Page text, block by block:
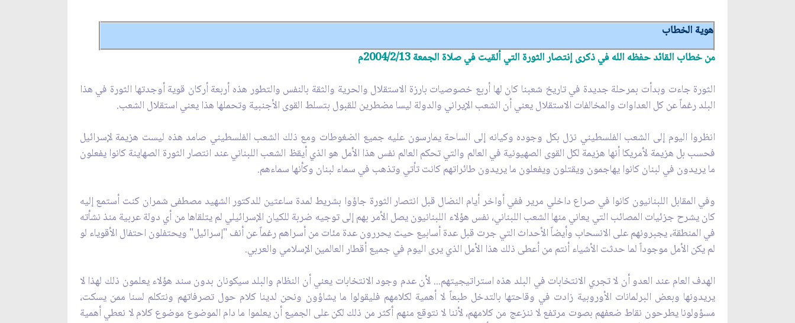
هوية الخطاب
من خطاب‏ القائد حفظه الله في‏ ذكرى إنتصار الثورة التي ألقيت في صلاة الجمعة 2004/2/13م‏
الثورة جاءت وبدأت بمرحلة جديدة في تاريخ شعبنا كان لها أربع خصوصيات بارزة الاستقلال والحرية والثقة بالنفس والتطور هذه أربعة أركان قوية أوجدتها الثورة في هذا
البلد رغماً عن كل العداوات والمخالفات الاستقلال يعني أن الشعب الإيراني والدولة ليسا مضطرين للقبول بتسلط القوى الأجنبية وتحملها هذا يعني استقلال الشعب.
انظروا اليوم إلى الشعب الفلسطيني نزل بكل وجوده وكيانه إلى الساحة يمارسون عليه جميع الضغوطات ومع ذلك الشعب الفلسطيني صامد هذه ليست هزيمة لإسرائيل
فحسب بل هزيمة لأمريكا أنها هزيمة لكل القوى الصهيونية في العالم والتي تحكم العالم نفس هذا الأمل هو الذي أيقظ الشعب اللبناني عند انتصار الثورة الصهاينة كانوا يفعلون
ما يريدون في لبنان كانوا يهاجمون ويقتلون ويفعلون ما يريدون طائراتهم كانت تأتي وتذهب في سماء لبنان وكأنها سماءهم.
وفي المقابل اللبنانيون كانوا في صراع داخلي مرير ففي أواخر أيام النضال قبل انتصار الثورة جاؤوا بشريط لمدة ساعتين للدكتور الشهيد مصطفى شمران كنت أستمع إليه
كان يشرح جزئيات المصائب التي يعاني منها الشعب اللبناني، نفس هؤلاء اللبنانيون يصل الأمر بهم إلى توجيه ضربة للكيان الإسرائيلي لم يتلقاها من أي دولة عربية منذ نشأته
في المنطقة، يجبرونهم على الانسحاب وأيضاً الأحداث التي جرت قبل عدة أسابيع حيث يحررون عدة مئات من أسراهم رغماً عن أنف "إسرائيل" ويحتفلون احتفال الأقوياء لو
لم يكن الأمل موجوداً لما حدثت الأشياء أنتم من أعطى ذلك هذا الأمل الذي يرى اليوم في جميع أقطار العالمين الإسلامي والعربي.
الهدف العام عند العدو أن لا تجري الانتخابات في البلد هذه استراتيجيتهم... لأن عدم وجود الانتخابات يعني أن النظام والبلد سيكونان بدون سند هؤلاء يعلمون ذلك لهذا لا
يريدونها وبعض البرلمانات الأوروبية زادت في وقاحتها بالتدخل طبعاً لا أهمية لكلامهم فليقولوا ما يشاؤون ونحن لدينا كلام حول تصرفاتهم ونتكلم لسنا ممن يسكت،
مسؤولونا يطرحون نقاط ضعفهم بصوت مرتفع لا ننزعج من كلامهم، لأننا لا نتوقع منهم أكثر من ذلك لكن على الجميع أن يعلموا ما دام الموضوع موضوع كلام لا نعطي أهمية